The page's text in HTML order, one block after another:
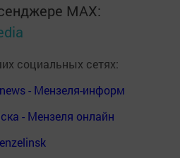
MАХ:
социальных сетях:
- Мензеля-информ
- Мензеля онлайн